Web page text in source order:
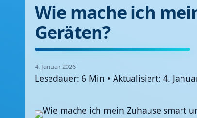
Wie mache ich
Geräten?
4. Januar 2026
Lesedauer: 6 Min • Aktualisiert: 4.